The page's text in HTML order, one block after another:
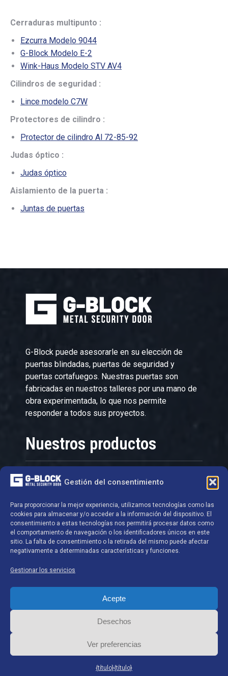
Gestión del consentimiento
Para proporcionar la mejor experiencia, utilizamos tecnologías como las
cookies para almacenar y/o acceder a la información del dispositivo. El
consentimiento a estas tecnologías nos permitirá procesar datos como
el comportamiento de navegación o los identificadores únicos en este
sitio. La falta de consentimiento o la retirada del mismo puede afectar
negativamente a determinadas características y funciones.
Gestionar los servicios
Acepte
Desechos
Ver preferencias
{título}{título}
Cerraduras multipunto :
Ezcurra Modelo 9044
G-Block Modelo E-2
Wink-Haus Modelo STV AV4
Cilindros de seguridad :
Lince modelo C7W
Protectores de cilindro :
Protector de cilindro Al 72-85-92
Judas óptico :
Judas óptico
Aislamiento de la puerta :
Juntas de puertas
G-Block puede asesorarle en su elección de
puertas blindadas, puertas de seguridad y
puertas cortafuegos. Nuestras puertas son
fabricadas en nuestros talleres por una mano de
obra experimentada, lo que nos permite
responder a todos sus proyectos.
Nuestros productos
Puertas de seguridad
Cerraduras y cilindros
Hardware
Cajas fuertes - Armarios
Datos de contacto
Chemin de Preuscamps 16 7822 Ghislenghien
Bélgica